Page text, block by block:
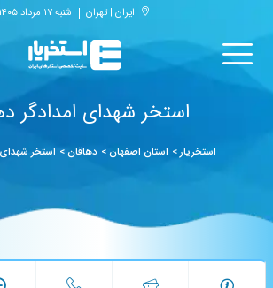
ایران | تهران شنبه ۱۷ مرداد ۱۴۰۵
استخر شهدای امدادگر
استخریار> استان اصفهان> دهاقان> استخر